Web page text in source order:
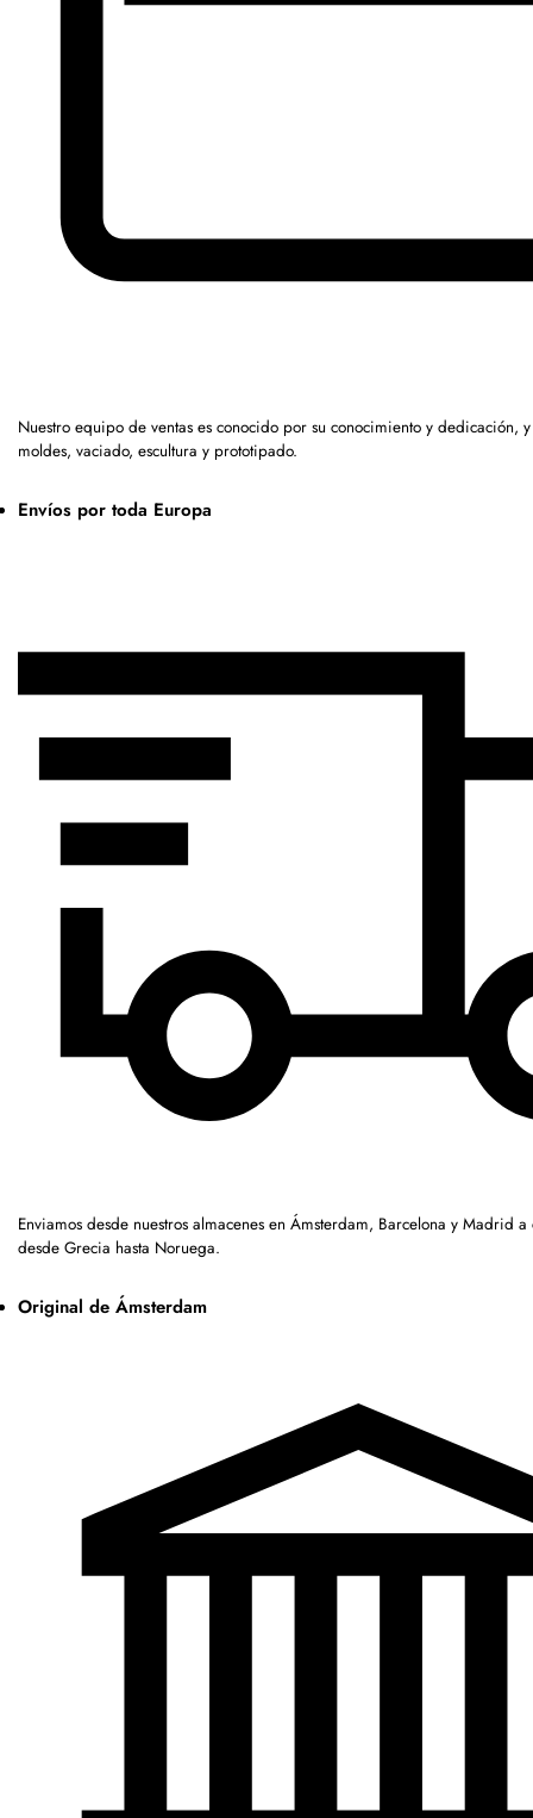
Nuestro equipo de ventas es conocido por su conocimiento y dedicación,
moldes, vaciado, escultura y prototipado.
Envíos por toda Europa
Enviamos desde nuestros almacenes en Ámsterdam, Barcelona y Madrid
desde Grecia hasta Noruega.
Original de Ámsterdam